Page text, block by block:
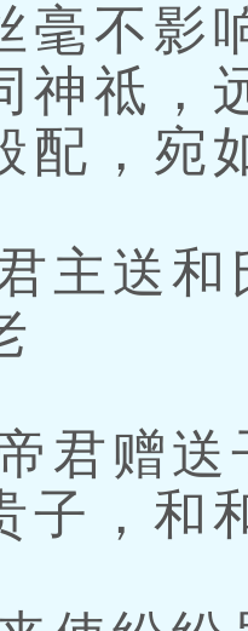
毫不影
神祗，
配，宛
送和
赠送
子，和